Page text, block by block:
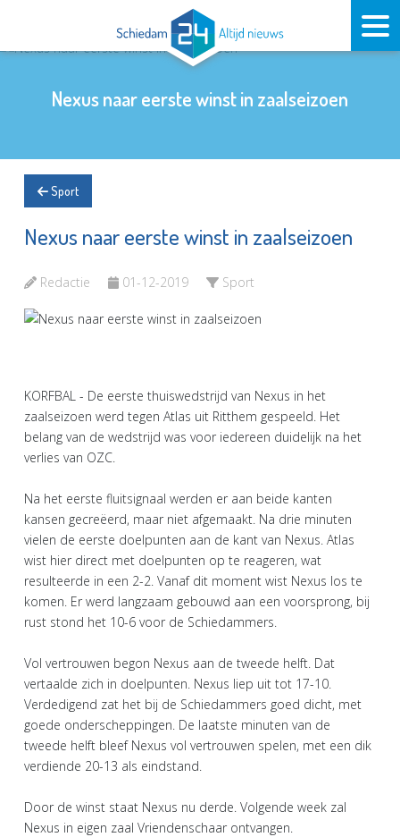
Nexus naar eerste winst in zaalseizoen
Sport
Nexus naar eerste winst in zaalseizoen
Redactie 01-12-2019 Sport
KORFBAL - De eerste thuiswedstrijd van Nexus in het
zaalseizoen werd tegen Atlas uit Ritthem gespeeld. Het
belang van de wedstrijd was voor iedereen duidelijk na het
verlies van OZC.
Na het eerste fluitsignaal werden er aan beide kanten
kansen gecreëerd, maar niet afgemaakt. Na drie minuten
vielen de eerste doelpunten aan de kant van Nexus. Atlas
wist hier direct met doelpunten op te reageren, wat
resulteerde in een 2-2. Vanaf dit moment wist Nexus los te
komen. Er werd langzaam gebouwd aan een voorsprong, bij
rust stond het 10-6 voor de Schiedammers.
Vol vertrouwen begon Nexus aan de tweede helft. Dat
vertaalde zich in doelpunten. Nexus liep uit tot 17-10.
Verdedigend zat het bij de Schiedammers goed dicht, met
goede onderscheppingen. De laatste minuten van de
tweede helft bleef Nexus vol vertrouwen spelen, met een dik
verdiende 20-13 als eindstand.
Door de winst staat Nexus nu derde. Volgende week zal
Nexus in eigen zaal Vriendenschaar ontvangen.